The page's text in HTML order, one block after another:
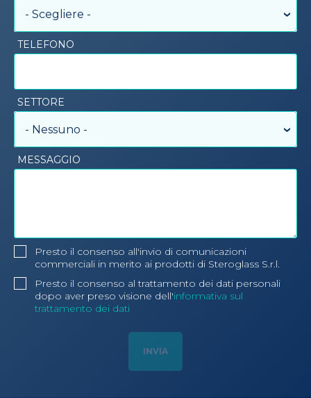
- Scegliere -
TELEFONO
SETTORE
- Nessuno -
MESSAGGIO
Presto il consenso all'invio di comunicazioni
commerciali in merito ai prodotti di Steroglass S.r.l.
Presto il consenso al trattamento dei dati personali
dopo aver preso visione dell'informativa sul
trattamento dei dati